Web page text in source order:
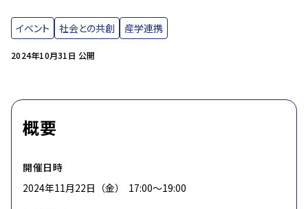
2024年10月31日 公開
イベント 社会との共創 産学連携
概要
開催日時
2024年11月22日（金） 17:00〜19:00